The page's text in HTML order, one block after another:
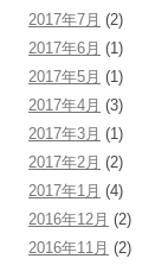
2017年7月 (2)
2017年6月 (1)
2017年5月 (1)
2017年4月 (3)
2017年3月 (1)
2017年2月 (2)
2017年1月 (4)
2016年12月 (2)
2016年11月 (2)